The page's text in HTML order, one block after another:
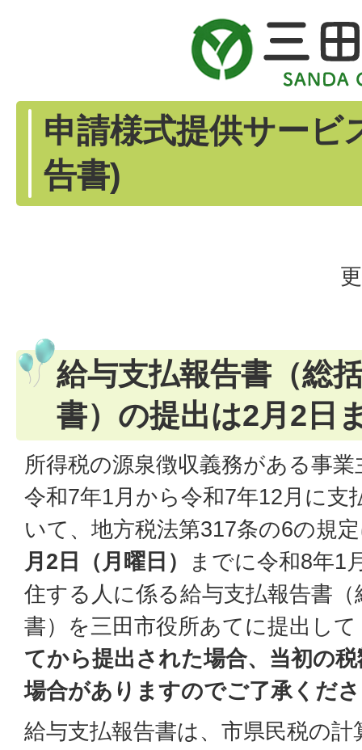
申請様式提供サービ
告書)
給与支払報告書（総
書）の提出は2月2日
所得税の源泉徴収義務がある事
令和7年1月から令和7年12月に支
いて、地方税法第317条の6の規
月2日（月曜日）
までに令和8年1
住する人に係る給与支払報告書
書）を三田市役所あてに提出し
てから提出された場合、当初の
場合がありますのでご了承くだ
給与支払報告書は、市県民税の